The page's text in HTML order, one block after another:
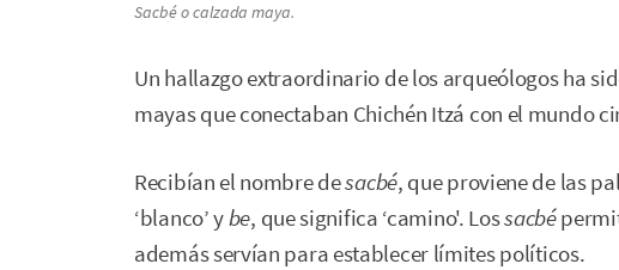
Sacbéo calzada maya.
Un hallazgo extraordinario de los arqueólogos ha
mayas que conectaban Chichén Itzá con el mundo
Recibían el nombre desacbé, que proviene de las
‘blanco’ ybe, que significa ‘camino'. Lossacbé
además servían para establecer límites políticos.